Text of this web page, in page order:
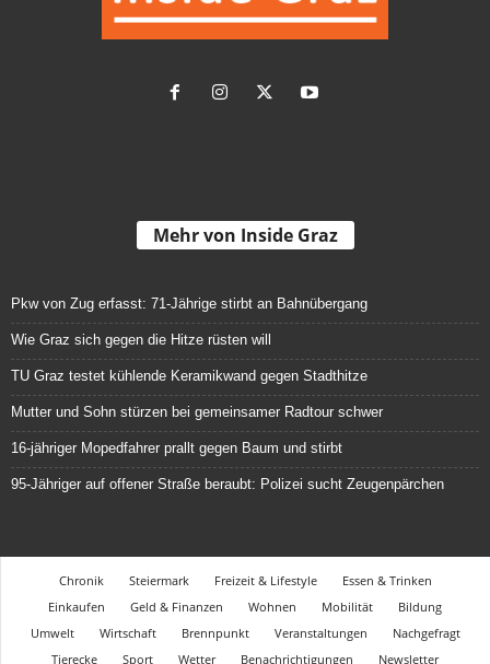
Mehr von Inside Graz
Pkw von Zug erfasst: 71-Jährige stirbt an Bahnübergang
Wie Graz sich gegen die Hitze rüsten will
TU Graz testet kühlende Keramikwand gegen Stadthitze
Mutter und Sohn stürzen bei gemeinsamer Radtour schwer
16-jähriger Mopedfahrer prallt gegen Baum und stirbt
95-Jähriger auf offener Straße beraubt: Polizei sucht Zeugenpärchen
Chronik Steiermark Freizeit & Lifestyle
Essen & Trinken
Einkaufen
Geld & Finanzen Wohnen Mobilität
Bildung
Umwelt
Wirtschaft Brennpunkt Veranstaltungen
Nachgefragt
Tierecke
Sport Wetter Benachrichtigungen Newsletter